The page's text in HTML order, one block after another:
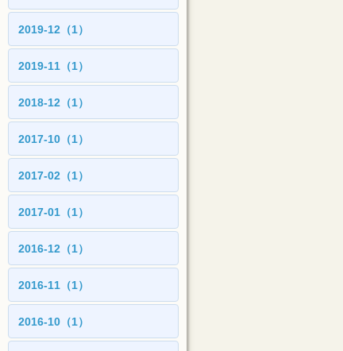
2019-12（1）
2019-11（1）
2018-12（1）
2017-10（1）
2017-02（1）
2017-01（1）
2016-12（1）
2016-11（1）
2016-10（1）